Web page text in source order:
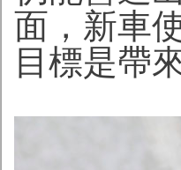
面，新車
目標是帶